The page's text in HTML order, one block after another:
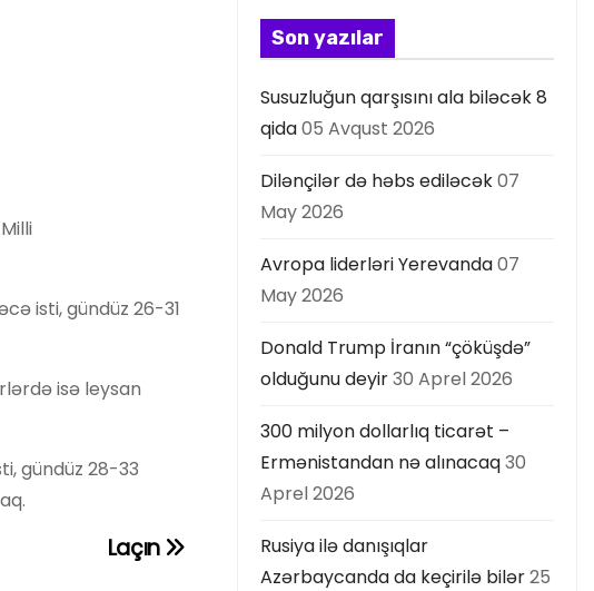
isti, gündüz 26-31
isə leysan
gündüz 28-33
Laçın
Son yazılar
Susuzluğun qarşısını ala biləcək 8
qida05 Avqust 2026
Dilənçilər də həbs ediləcək07
May 2026
Avropa liderləri Yerevanda07
May 2026
Donald Trump İranın “çöküşdə”
olduğunu deyir30 Aprel 2026
300 milyon dollarlıq ticarət –
Ermənistandan nə alınacaq30
Aprel 2026
Rusiya ilə danışıqlar
Azərbaycanda da keçirilə bilər25